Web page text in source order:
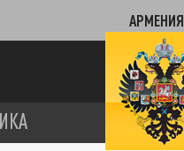
АРМЕНИЯ